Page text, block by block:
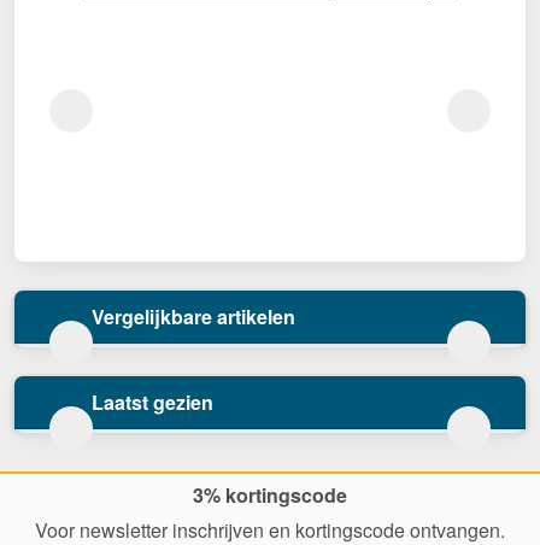
Vergelijkbare artikelen
Laatst gezien
3% kortingscode
Voor newsletter inschrijven en kortingscode ontvangen.